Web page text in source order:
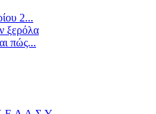
2...
ξερόλα
πώς...